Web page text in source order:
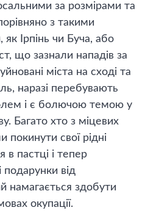
за розмірами та
з такими
Ірпінь чи Буча, або
що зазнали нападів за
міста на сході та
наразі перебувають
і є болючою темою у
Багато хто з міцевих
свої рідні
в пастці і тепер
від
намагається здобути
окупації.